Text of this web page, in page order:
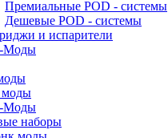
Премиальные POD - системы
Дешевые POD - системы
и испарители
Моды
моды
Моды
наборы